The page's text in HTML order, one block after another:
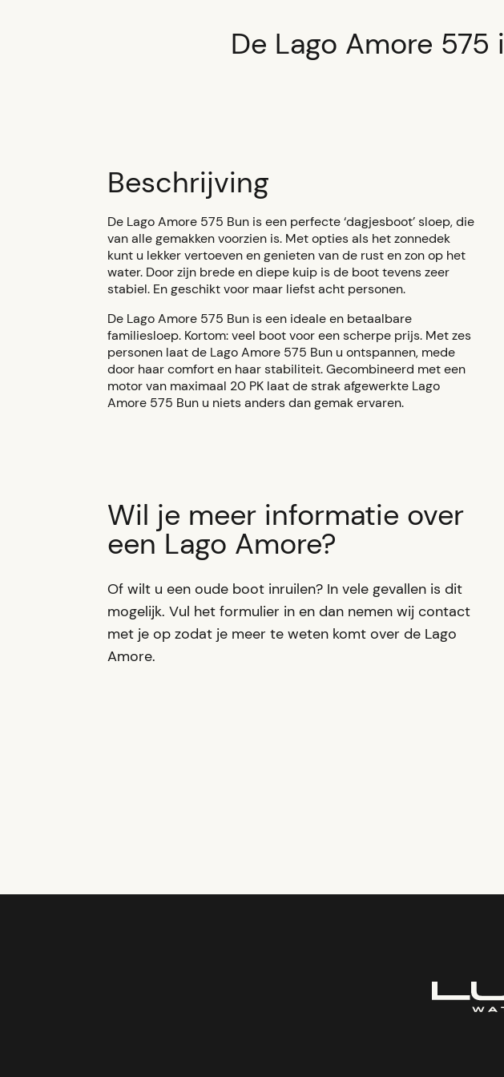
De Lago Amore 575
Beschrijving
De Lago Amore 575 Bun is een perfecte ‘dagjesboot’ sloep, die
van alle gemakken voorzien is. Met opties als het zonnedek
kunt u lekker vertoeven en genieten van de rust en zon op het
water. Door zijn brede en diepe kuip is de boot tevens zeer
stabiel. En geschikt voor maar liefst acht personen.
De Lago Amore 575 Bun is een ideale en betaalbare
familiesloep. Kortom: veel boot voor een scherpe prijs. Met zes
personen laat de Lago Amore 575 Bun u ontspannen, mede
door haar comfort en haar stabiliteit. Gecombineerd met een
motor van maximaal 20 PK laat de strak afgewerkte Lago
Amore 575 Bun u niets anders dan gemak ervaren.
Wil je meer informatie over
een Lago Amore?
Of wilt u een oude boot inruilen? In vele gevallen is dit
mogelijk. Vul het formulier in en dan nemen wij contact
met je op zodat je meer te weten komt over de Lago
Amore.